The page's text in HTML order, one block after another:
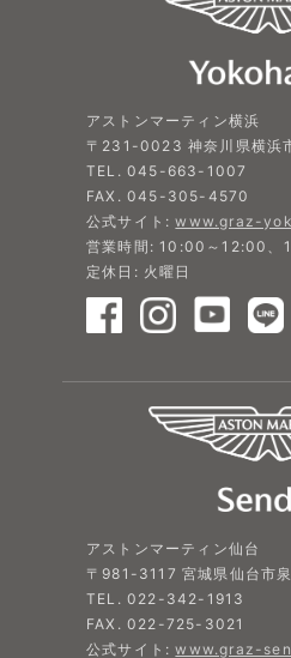
アストンマーティン横浜
〒231-0023 神奈川県横浜
TEL. 045-663-1007
FAX. 045-305-4570
公式サイト:www.graz-
営業時間: 10:00～12:00、
定休日: 火曜日
アストンマーティン仙台
〒981-3117 宮城県仙台市
TEL. 022-342-1913
FAX. 022-725-3021
公式サイト:www.graz-